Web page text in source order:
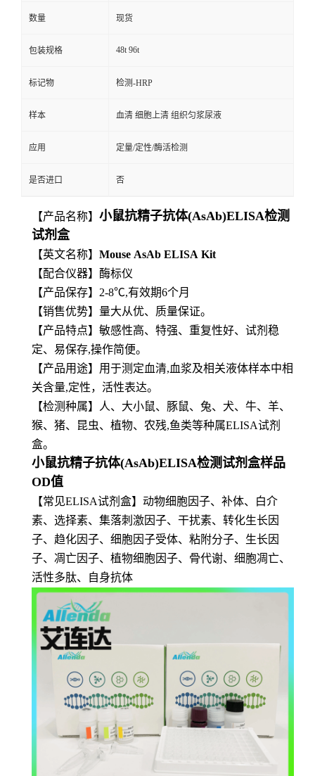
数量 现货
包装规格 48t 96t
标记物 检测-HRP
样本 血清 细胞上清 组织匀浆尿液
应用 定量/定性/酶活检测
是否进口 否
【产品名称】 小鼠抗精子抗体(AsAb)ELISA检测
试剂盒
【英文名称】 Mouse AsAb ELISA Kit
【配合仪器】酶标仪
【产品保存】2-8℃,有效期6个月
【销售优势】量大从优、质量保证。
【产品特点】敏感性高、特强、重复性好、试剂稳
定、易保存,操作简便。
【产品用途】用于测定血清,血浆及相关液体样本中相
关含量,定性，活性表达。
【检测种属】人、大小鼠、豚鼠、兔、犬、牛、羊、
猴、猪、昆虫、植物、农残,鱼类等种属ELISA试剂
盒。
小鼠抗精子抗体(AsAb)ELISA检测试剂盒样品
OD值
【常见ELISA试剂盒】动物细胞因子、补体、白介
素、选择素、集落刺激因子、干扰素、转化生长因
子、趋化因子、细胞因子受体、粘附分子、生长因
子、凋亡因子、植物细胞因子、骨代谢、细胞凋亡、
活性多肽、自身抗体